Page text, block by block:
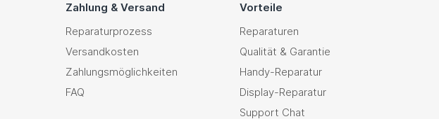
Zahlung & Versand
Reparaturprozess
Versandkosten
Zahlungsmöglichkeiten
FAQ
Vorteile
Reparaturen
Qualität & Garantie
Handy-Reparatur
Display-Reparatur
Support Chat